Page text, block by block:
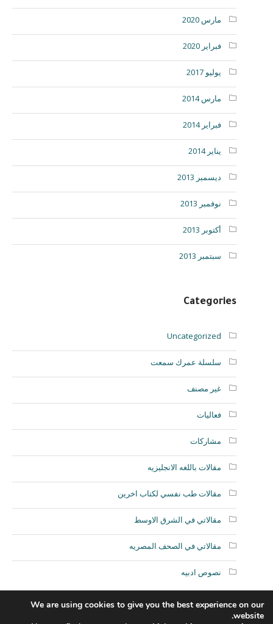
مارس 2020
فبراير 2020
يوليو 2017
مارس 2014
فبراير 2014
يناير 2014
ديسمبر 2013
نوفمبر 2013
أكتوبر 2013
سبتمبر 2013
Categories
Uncategorized
سلسلة عمرك سمعت
غير مصنف
فعاليات
مشاركات
مقالات باللغه الانجليزيه
مقالات طب نفسي لكتاب اخرين
مقالاتي في الشرق الاوسط
مقالاتي في الصحف المصريه
نصوص ادبيه
We are using cookies to give you the best experience on our
website.